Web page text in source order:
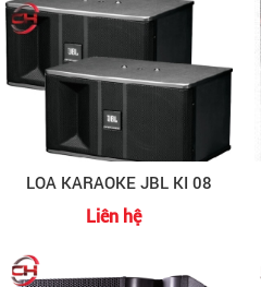
LOA KARAOKE JBL KI 08
Liên hệ